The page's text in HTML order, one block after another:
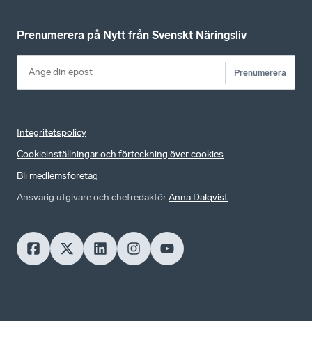
Prenumerera på Nytt från Svenskt Näringsliv
Prenumerera
Integritetspolicy
Cookieinställningar och förteckning över cookies
Bli medlemsföretag
Ansvarig utgivare och chefredaktörAnna Dalqvist